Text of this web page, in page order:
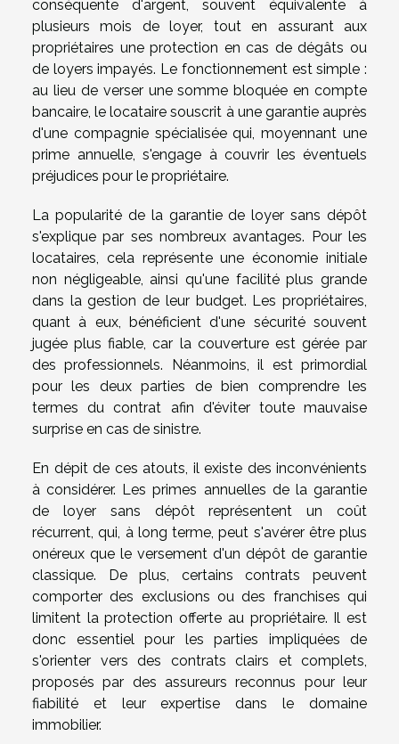
conséquente d'argent, souvent équivalente à
plusieurs mois de loyer, tout en assurant aux
propriétaires une protection en cas de dégâts ou
de loyers impayés. Le fonctionnement est simple :
au lieu de verser une somme bloquée en compte
bancaire, le locataire souscrit à une garantie auprès
d'une compagnie spécialisée qui, moyennant une
prime annuelle, s'engage à couvrir les éventuels
préjudices pour le propriétaire.
La popularité de la garantie de loyer sans dépôt
s'explique par ses nombreux avantages. Pour les
locataires, cela représente une économie initiale
non négligeable, ainsi qu'une facilité plus grande
dans la gestion de leur budget. Les propriétaires,
quant à eux, bénéficient d'une sécurité souvent
jugée plus fiable, car la couverture est gérée par
des professionnels. Néanmoins, il est primordial
pour les deux parties de bien comprendre les
termes du contrat afin d'éviter toute mauvaise
surprise en cas de sinistre.
En dépit de ces atouts, il existe des inconvénients
à considérer. Les primes annuelles de la garantie
de loyer sans dépôt représentent un coût
récurrent, qui, à long terme, peut s'avérer être plus
onéreux que le versement d'un dépôt de garantie
classique. De plus, certains contrats peuvent
comporter des exclusions ou des franchises qui
limitent la protection offerte au propriétaire. Il est
donc essentiel pour les parties impliquées de
s'orienter vers des contrats clairs et complets,
proposés par des assureurs reconnus pour leur
fiabilité et leur expertise dans le domaine
immobilier.